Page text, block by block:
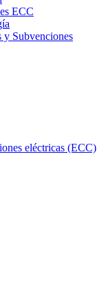
ECC
y Subvenciones
eléctricas (ECC)